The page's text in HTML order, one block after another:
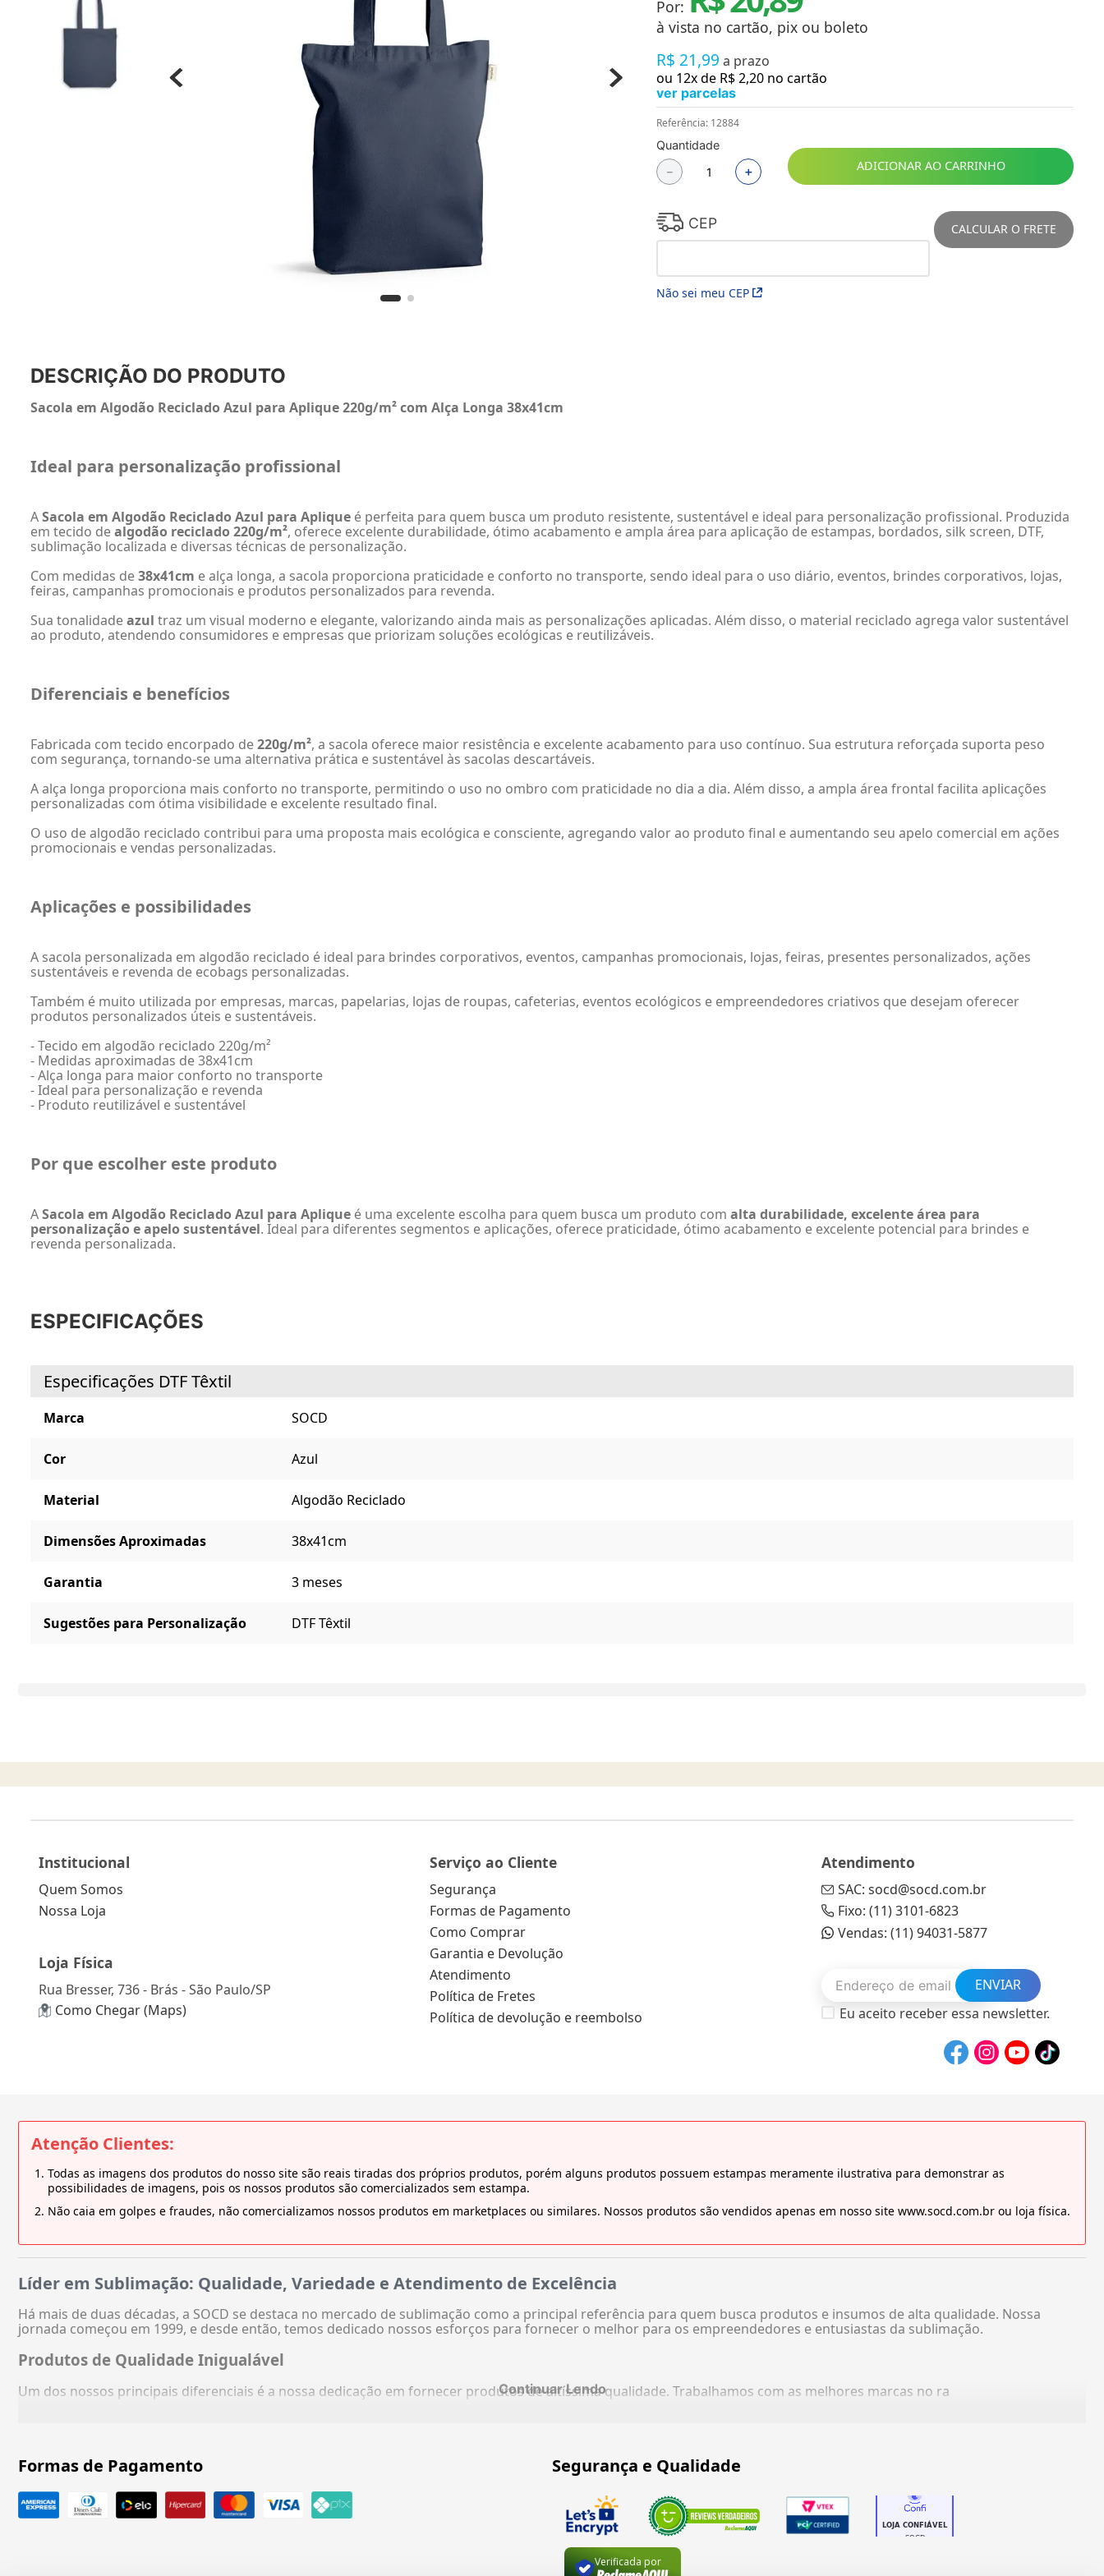
Materiais
Acrílicos
Alumínio
Cortiça
Chaveiros
Chinelos
Cofres
Cuecas
Guarda-chuvas
Produtos de Imã
Mantas e Silicone 3D
Porta-retratos
Toalhas
Troféus
Papéis para Sublimação
OBM
Tinta Sublimática
Prensas
Por:
à vista no cartão, pix ou boleto
R$ 21,99 a prazo
ou 12x de R$2,20 no cartão
ver parcelas
Referência: 12884
Quantidade
＋
－ ADICIONAR AO CARRINHO
CEP
Não sei meu CEP
CALCULAR O FRETE
DESCRIÇÃO DO PRODUTO
Sacola em Algodão Reciclado Azul para Aplique 220g/m² com Alça Longa 38x41cm
Ideal para personalização profissional
ASacola em Algodão Reciclado Azul para Aplique é perfeita para quem busca um produto resistente, sustentável e ideal para personalização profissional. Produzida
em tecido dealgodão reciclado 220g/m², oferece excelente durabilidade, ótimo acabamento e ampla área para aplicação de estampas, bordados, silk screen, DTF,
sublimação localizada e diversas técnicas de personalização.
Com medidas de38x41cm e alça longa, a sacola proporciona praticidade e conforto no transporte, sendo ideal para o uso diário, eventos, brindes corporativos, lojas,
feiras, campanhas promocionais e produtos personalizados para revenda.
Sua tonalidadeazul traz um visual moderno e elegante, valorizando ainda mais as personalizações aplicadas. Além disso, o material reciclado agrega valor sustentável
ao produto, atendendo consumidores e empresas que priorizam soluções ecológicas e reutilizáveis.
Diferenciais e benefícios
Fabricada com tecido encorpado de220g/m², a sacola oferece maior resistência e excelente acabamento para uso contínuo. Sua estrutura reforçada suporta peso
com segurança, tornando-se uma alternativa prática e sustentável às sacolas descartáveis.
A alça longa proporciona mais conforto no transporte, permitindo o uso no ombro com praticidade no dia a dia. Além disso, a ampla área frontal facilita aplicações
personalizadas com ótima visibilidade e excelente resultado final.
O uso de algodão reciclado contribui para uma proposta mais ecológica e consciente, agregando valor ao produto final e aumentando seu apelo comercial em ações
promocionais e vendas personalizadas.
Aplicações e possibilidades
A sacola personalizada em algodão reciclado é ideal para brindes corporativos, eventos, campanhas promocionais, lojas, feiras, presentes personalizados, ações
sustentáveis e revenda de ecobags personalizadas.
Também é muito utilizada por empresas, marcas, papelarias, lojas de roupas, cafeterias, eventos ecológicos e empreendedores criativos que desejam oferecer
produtos personalizados úteis e sustentáveis.
- Tecido em algodão reciclado 220g/m²
- Medidas aproximadas de 38x41cm
- Alça longa para maior conforto no transporte
- Ideal para personalização e revenda
- Produto reutilizável e sustentável
Por que escolher este produto
ASacola em Algodão Reciclado Azul para Aplique é uma excelente escolha para quem busca um produto com alta durabilidade, excelente área para
personalização e apelo sustentável. Ideal para diferentes segmentos e aplicações, oferece praticidade, ótimo acabamento e excelente potencial para brindes e
revenda personalizada.
ESPECIFICAÇÕES
Especificações DTF Têxtil
Marca SOCD
Cor Azul
Material Algodão Reciclado
Dimensões Aproximadas 38x41cm
Garantia 3 meses
Sugestões para Personalização DTF Têxtil
Institucional
Quem Somos
Nossa Loja
Loja Física
Rua Bresser, 736 - Brás - São Paulo/SP
Como Chegar (Maps)
Serviço ao Cliente
Segurança
Formas de Pagamento
Como Comprar
Garantia e Devolução
Atendimento
Política de Fretes
Política de devolução e reembolso
Atendimento
SAC: socd@socd.com.br
Fixo: (11) 3101-6823
Vendas: (11) 94031-5877
ENVIAR
Eu aceito receber essa newsletter.
Atenção Clientes:
Todas as imagens dos produtos do nosso site são reais tiradas dos próprios produtos, porém alguns produtos possuem estampas meramente ilustrativa para demonstrar as
possibilidades de imagens, pois os nossos produtos são comercializados sem estampa.
Não caia em golpes e fraudes, não comercializamos nossos produtos em marketplaces ou similares. Nossos produtos são vendidos apenas em nosso site www.socd.com.br ou loja física.
Líder em Sublimação: Qualidade, Variedade e Atendimento de Excelência
Há mais de duas décadas, a SOCD se destaca no mercado de sublimação como a principal referência para quem busca produtos e insumos de alta qualidade. Nossa
jornada começou em 1999, e desde então, temos dedicado nossos esforços para fornecer o melhor para os empreendedores e entusiastas da sublimação.
Produtos de Qualidade Inigualável
Um dos nossos principais diferenciais é a nossa dedicação em fornecer produtos de altíssima qualidade. Trabalhamos com as melhores marcas no ra
Continuar Lendo
Formas de Pagamento Segurança e Qualidade
Verificada por